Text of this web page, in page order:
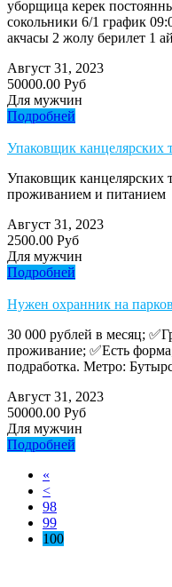
уборщица керек
сокольники 6/1 график
акчасы 2 жолу берилет 1
Август 31, 2023
50000.00 Руб
Для мужчин
Подробней
Упаковщик канцелярских
Упаковщик канцелярских
проживанием и питанием
Август 31, 2023
2500.00 Руб
Для мужчин
Подробней
Нужен охранник на
30 000 рублей в месяц;
проживание; ✅Есть
подработка. Метро:
Август 31, 2023
50000.00 Руб
Для мужчин
Подробней
«
<
98
99
100